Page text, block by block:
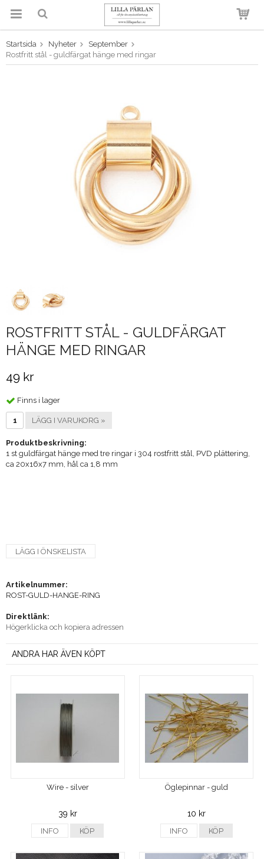
Produkten har blivit tillagd i
varukorgen
Startsida Nyheter
September
Rostfritt stål - guldfärgat hänge med ringar
ROSTFRITT STÅL - GULDFÄRGAT
HÄNGE MED RINGAR
49 kr
Finns i lager
LÄGG I VARUKORG »
Produktbeskrivning:
1 st guldfärgat hänge med tre ringar i 304 rostfritt stål, PVD plättering,
ca 20x16x7 mm, hål ca 1,8 mm
LÄGG I ÖNSKELISTA
Artikelnummer:
ROST-GULD-HANGE-RING
Direktlänk:
Högerklicka och kopiera adressen
ANDRA HAR ÄVEN KÖPT
Wire - silver
39 kr
INFO KÖP
Öglepinnar - guld
10 kr
INFO KÖP